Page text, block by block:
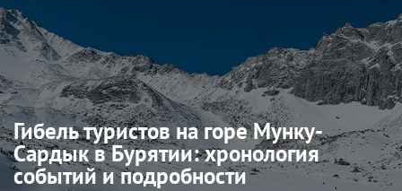
Гибель туристов на горе Мунку-
Сардык в Бурятии: хронология
событий и подробности